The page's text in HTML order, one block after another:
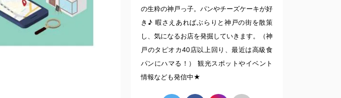
の生粋の神戸っ子。パンやチーズケーキが好
き♪ 暇さえあればぶらりと神戸の街を散策
し、気になるお店を発掘していきます。（神
戸のタピオカ40店以上回り、最近は高級食
パンにハマる！） 観光スポットやイベント
情報なども発信中★